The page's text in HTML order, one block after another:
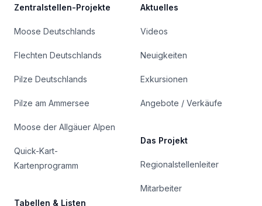
Zentralstellen-Projekte
Moose Deutschlands
Flechten Deutschlands
Pilze Deutschlands
Pilze am Ammersee
Moose der Allgäuer Alpen
Quick-Kart-
Kartenprogramm
Tabellen & Listen
Aktuelles
Videos
Neuigkeiten
Exkursionen
Angebote / Verkäufe
Das Projekt
Regionalstellenleiter
Mitarbeiter